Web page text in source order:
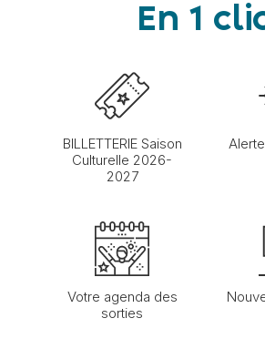
En 1
BILLETTERIE Saison
Culturelle 2026-
2027
Votre agenda des
sorties